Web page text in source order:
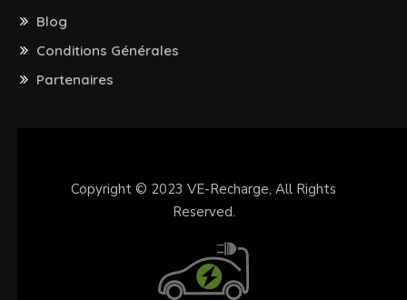
Blog
Conditions Générales
Partenaires
Copyright © 2023 VE-Recharge, All Rights
Reserved.